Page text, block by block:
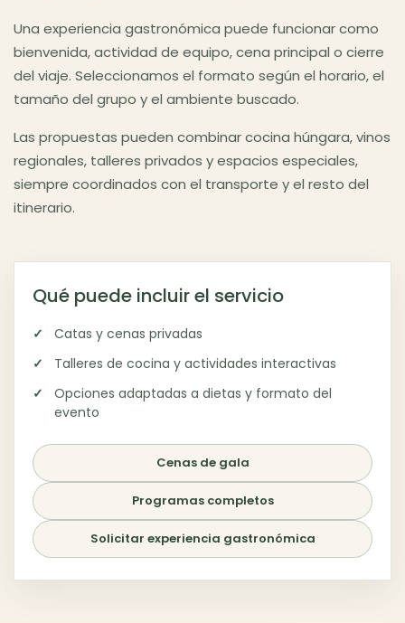
Una experiencia gastronómica puede funcionar como
bienvenida, actividad de equipo, cena principal o cierre
del viaje. Seleccionamos el formato según el horario, el
tamaño del grupo y el ambiente buscado.
Las propuestas pueden combinar cocina húngara, vinos
regionales, talleres privados y espacios especiales,
siempre coordinados con el transporte y el resto del
itinerario.
Qué puede incluir el servicio
Catas y cenas privadas
Talleres de cocina y actividades interactivas
Opciones adaptadas a dietas y formato del
evento
Cenas de gala
Programas completos
Solicitar experiencia gastronómica